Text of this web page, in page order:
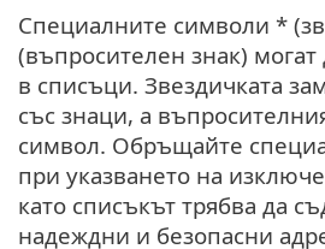
Специалните символи *
(въпросителен знак) могат
в списъци. Звездичката
със знаци, а
символ. Обръщайте
при указването на
като списъкът трябва да
надеждни и безопасни